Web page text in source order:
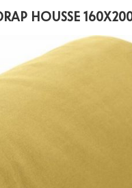
HOUSSE